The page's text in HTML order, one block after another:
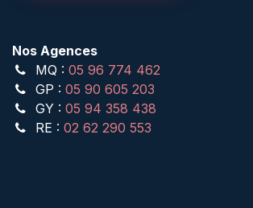
Nos Agences
MQ : 05 96 774 462
GP : 05 90 605 203
GY : 05 94 358 438
RE : 02 62 290 553